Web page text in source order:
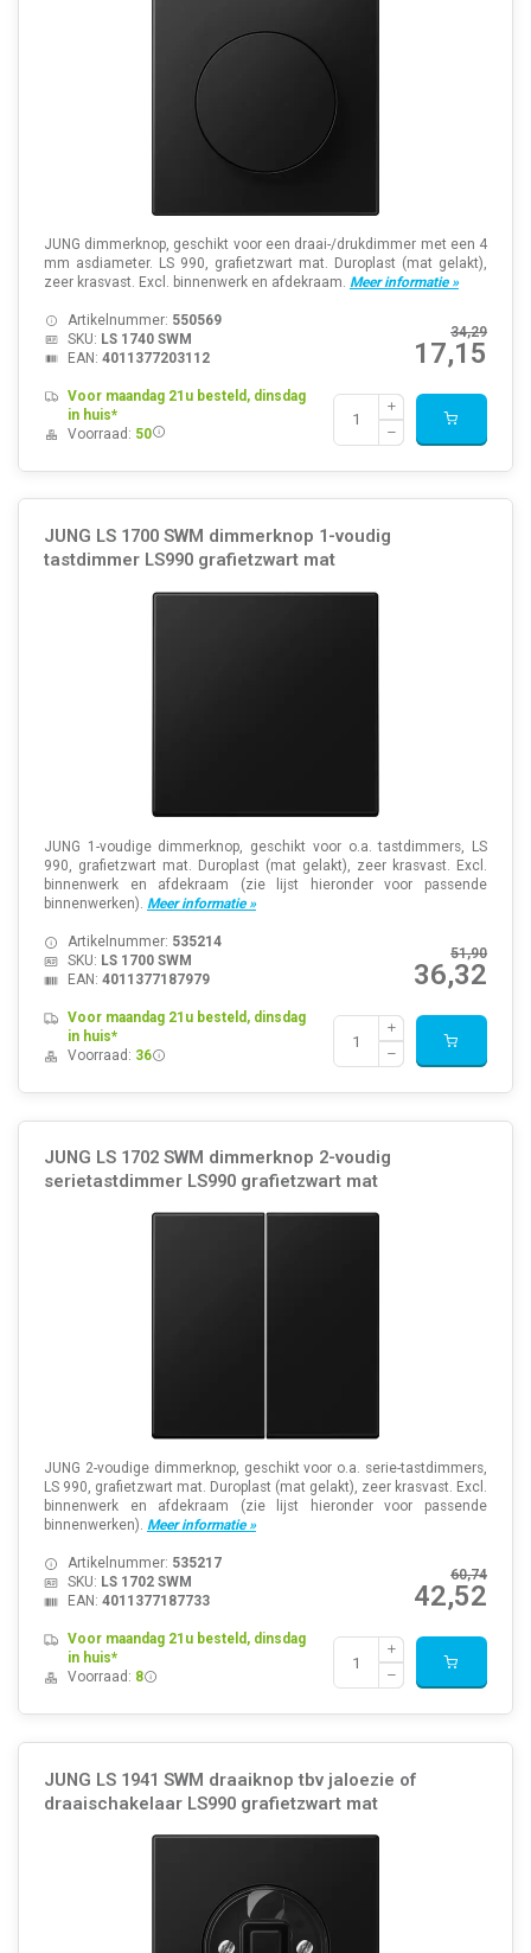
JUNG dimmerknop, geschikt voor een draai-/drukdimmer met een 4
mm asdiameter. LS 990, grafietzwart mat. Duroplast (mat gelakt),
zeer krasvast. Excl. binnenwerk en afdekraam. Meer informatie »
34,29
17,15
Artikelnummer: 550569
SKU: LS 1740 SWM
EAN: 4011377203112
Voor maandag 21u besteld, dinsdag
in huis*
Voorraad: 50
JUNG LS 1700 SWM dimmerknop 1-voudig
tastdimmer LS990 grafietzwart mat
JUNG 1-voudige dimmerknop, geschikt voor o.a. tastdimmers, LS
990, grafietzwart mat. Duroplast (mat gelakt), zeer krasvast. Excl.
binnenwerk en afdekraam (zie lijst hieronder voor passende
binnenwerken). Meer informatie »
51,90
36,32
Artikelnummer: 535214
SKU: LS 1700 SWM
EAN: 4011377187979
Voor maandag 21u besteld, dinsdag
in huis*
Voorraad: 36
JUNG LS 1702 SWM dimmerknop 2-voudig
serietastdimmer LS990 grafietzwart mat
JUNG 2-voudige dimmerknop, geschikt voor o.a. serie-tastdimmers,
LS 990, grafietzwart mat. Duroplast (mat gelakt), zeer krasvast. Excl.
binnenwerk en afdekraam (zie lijst hieronder voor passende
binnenwerken). Meer informatie »
60,74
42,52
Artikelnummer: 535217
SKU: LS 1702 SWM
EAN: 4011377187733
Voor maandag 21u besteld, dinsdag
in huis*
Voorraad: 8
JUNG LS 1941 SWM draaiknop tbv jaloezie of
draaischakelaar LS990 grafietzwart mat